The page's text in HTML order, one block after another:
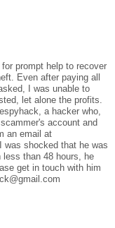
prompt help to recover
Even after paying all
I was unable to
let alone the profits.
a hacker who,
account and
an email at
was shocked that he was
than 48 hours, he
get in touch with him